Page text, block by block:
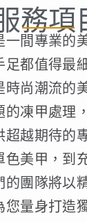
務項
一間專業的
足都值得最
時尚潮流的
的凍甲處理
超越期待的
色美甲，到
的團隊將以
您量身打造